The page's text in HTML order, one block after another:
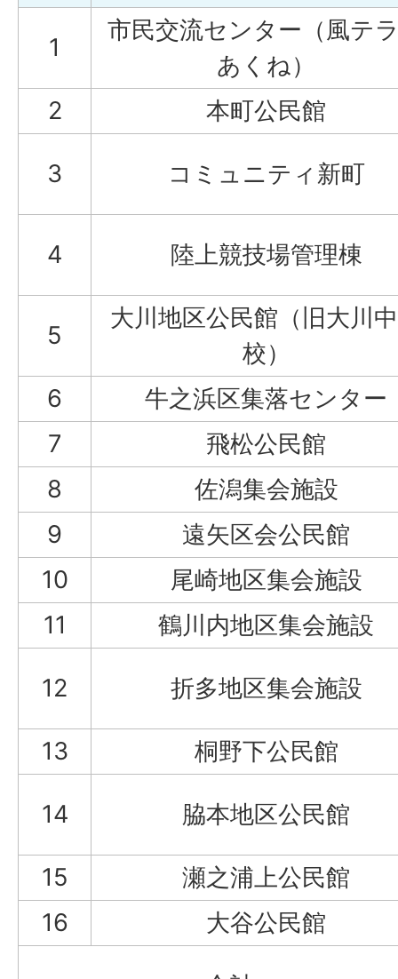
1
市民交流センター（風テ
あくね）
2
本町公民館
3 コミュニティ新町
4 陸上競技場管理棟
5
大川地区公民館（旧大川
校）
6
牛之浜区集落センター
7
飛松公民館
8
佐潟集会施設
9
遠矢区会公民館
10
尾崎地区集会施設
11
鶴川内地区集会施設
12 折多地区集会施設
13 桐野下公民館
14 脇本地区公民館
15
瀬之浦上公民館
16
大谷公民館